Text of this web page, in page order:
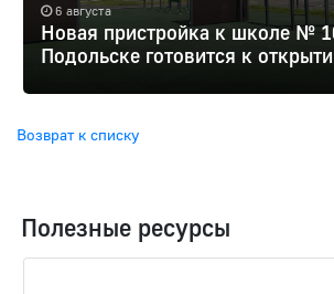
6 августа
Новая пристройка к школе №
Подольске готовится к
Возврат к списку
Полезные ресурсы